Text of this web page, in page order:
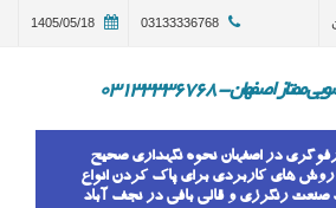
03133336768
1405/05/18
اصفهان - 03133336768
در اصفهان نحوه نگهداری صحیح
های کاربردی برای پاک کردن انواع
رنگرزی و قالی بافی در نجف آباد